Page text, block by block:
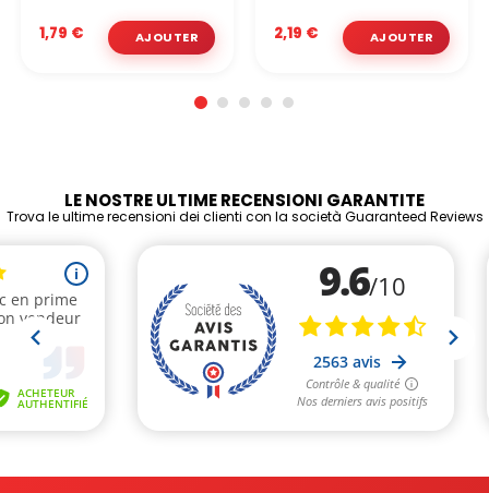
1,79 € 2,19 €
LE NOSTRE ULTIME RECENSIONI GARANTITE
Trova le ultime recensioni dei clienti con la società Guaranteed Reviews